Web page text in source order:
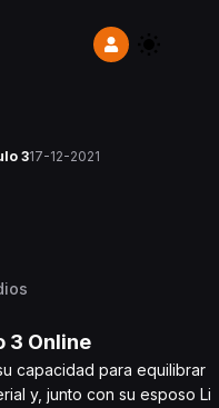
317-12-2021
3 Online
capacidad para equilibrar
y, junto con su esposo Li